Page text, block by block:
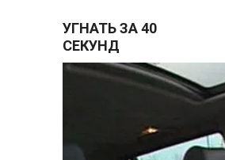
УГНАТЬ ЗА 40
СЕКУНД